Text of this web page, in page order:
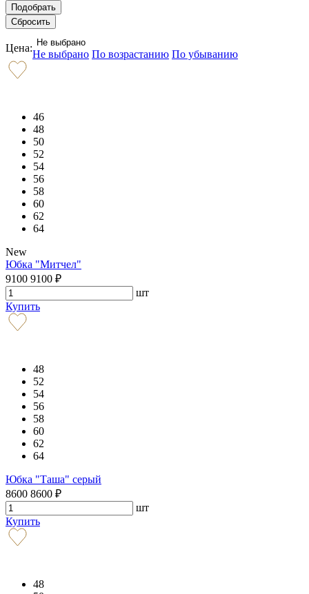
Цена: Не выбрано
Не выбрано По возрастанию По убыванию
46
48
50
52
54
56
58
60
62
64
New
Юбка "Митчел"
9100 9100 ₽
шт
Купить
48
52
54
56
58
60
62
64
Юбка "Таша" серый
8600 8600 ₽
шт
Купить
48